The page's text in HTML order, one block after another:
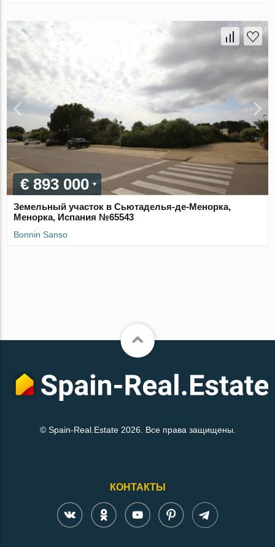
€ 893 000
Земельный участок в Сьютаделья-де-Менорка,
Менорка, Испания №65543
Bonnin Sanso
© Spain-Real.Estate 2026. Все права защищены.
КОНТАКТЫ